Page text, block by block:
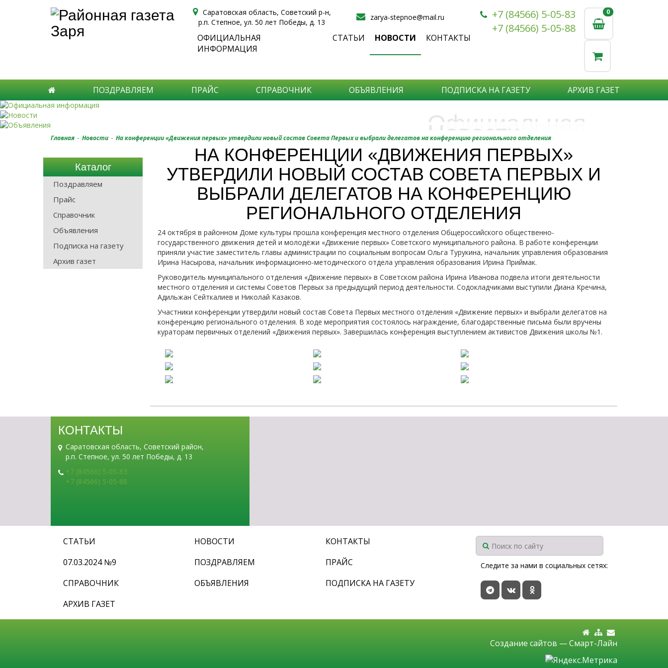
Саратовская область, Советский р-н,
р.п. Степное, ул. 50 лет Победы, д. 13
zarya-stepnoe@mail.ru
ОФИЦИАЛЬНАЯ
ИНФОРМАЦИЯ
СТАТЬИ НОВОСТИ КОНТАКТЫ
+7 (84566) 5-05-83
+7 (84566) 5-05-88
0
0
ПОЗДРАВЛЯЕМ ПРАЙС СПРАВОЧНИК ОБЪЯВЛЕНИЯ ПОДПИСКА НА ГАЗЕТУ АРХИВ ГАЗЕТ
Официальная
информация
Подробнее
Новости
Самые актуальные новости:
-происшествия,
-события района,
-спорта,
-мира науки,
-медицины,
-общества
Подробнее
Объявления
Хотите что бы о Вас узнали?
О частной практике или деятельности
негосударственных организаций?
Просто закажите объявление.
Подробнее
Главная - Новости - На конференции «Движения первых» утвердили новый состав Совета Первых и выбрали делегатов на конференцию регионального отделения
Каталог
Поздравляем
Прайс
Справочник
Объявления
Подписка на газету
Архив газет
НА КОНФЕРЕНЦИИ «ДВИЖЕНИЯ ПЕРВЫХ»
УТВЕРДИЛИ НОВЫЙ СОСТАВ СОВЕТА ПЕРВЫХ И
ВЫБРАЛИ ДЕЛЕГАТОВ НА КОНФЕРЕНЦИЮ
РЕГИОНАЛЬНОГО ОТДЕЛЕНИЯ
24 октября в районном Доме культуры прошла конференция местного отделения Общероссийского общественно-
государственного движения детей и молодёжи «Движение первых» Советского муниципального района. В работе конференции
приняли участие заместитель главы администрации по социальным вопросам Ольга Турукина, начальник управления образования
Ирина Насырова, начальник информационно-методического отдела управления образования Ирина Приймак.
Руководитель муниципального отделения «Движение первых» в Советском района Ирина Иванова подвела итоги деятельности
местного отделения и системы Советов Первых за предыдущий период деятельности. Содокладчиками выступили Диана Кречина,
Адильжан Сейткалиев и Николай Казаков.
Участники конференции утвердили новый состав Совета Первых местного отделения «Движение первых» и выбрали делегатов на
конференцию регионального отделения. В ходе мероприятия состоялось награждение, благодарственные письма были вручены
кураторам первичных отделений «Движения первых». Завершилась конференция выступлением активистов Движения школы №1.
КОНТАКТЫ
Саратовская область, Советский район,
р.п. Степное, ул. 50 лет Победы, д. 13
+7 (84566) 5-05-83
+7 (84566) 5-05-88
СТАТЬИ НОВОСТИ
КОНТАКТЫ
07.03.2024 №9
ПОЗДРАВЛЯЕМ
ПРАЙС
СПРАВОЧНИК
ОБЪЯВЛЕНИЯ
ПОДПИСКА НА ГАЗЕТУ
АРХИВ ГАЗЕТ
Следите за нами в социальных сетях:
Создание сайтов —Смарт-Лайн